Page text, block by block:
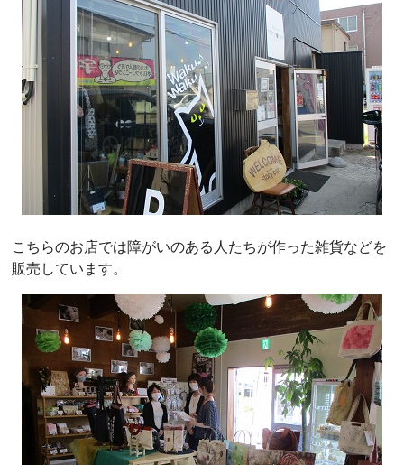
こちらのお店では障がいのある人たちが作った雑貨などを
販売しています。